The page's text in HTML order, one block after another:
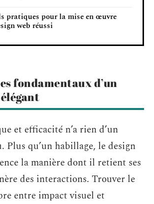
pratiques pour la mise en œuvre
web réussi
fondamentaux d’un
et efficacité n’a rien d’un
Plus qu’un habillage, le design
la manière dont il retient ses
des interactions. Trouver le
entre impact visuel et